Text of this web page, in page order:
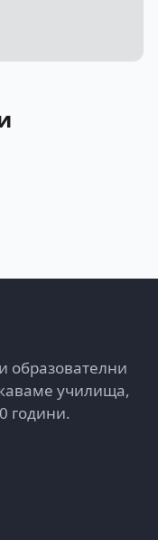
образователни
училища,
години.